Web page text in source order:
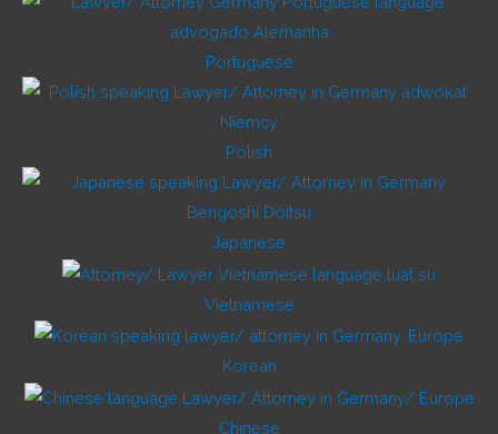
Portuguese
Polish
Japanese
Vietnamese
Korean
Chinese